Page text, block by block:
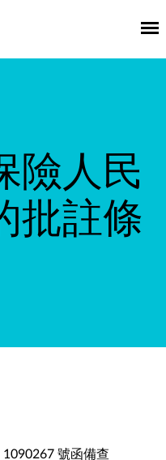
險人民
批註條
號函備查